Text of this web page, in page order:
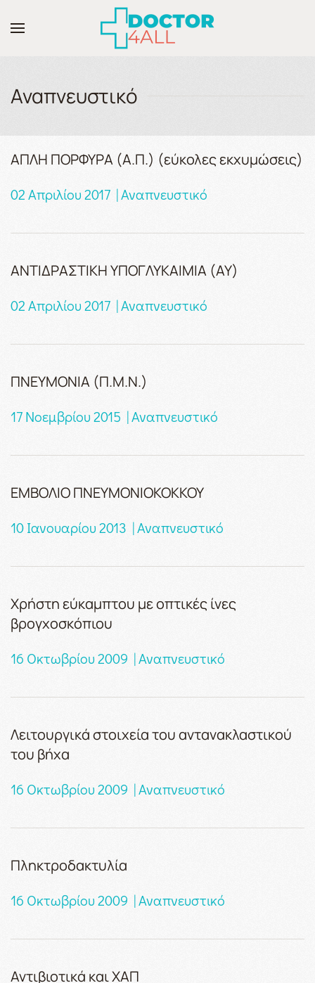
Skip to main content
Αναπνευστικό
ΑΠΛΗ ΠΟΡΦΥΡΑ (Α.Π.) (εύκολες εκχυμώσεις)
02 Απριλίου 2017 | Αναπνευστικό
ΑΝΤΙΔΡΑΣΤΙΚΗ ΥΠΟΓΛΥΚΑΙΜΙΑ (ΑΥ)
02 Απριλίου 2017 | Αναπνευστικό
ΠΝΕΥΜΟΝΙΑ (Π.Μ.Ν.)
17 Νοεμβρίου 2015 | Αναπνευστικό
ΕΜΒΟΛΙΟ ΠΝΕΥΜΟΝΙΟΚΟΚΚΟΥ
10 Ιανουαρίου 2013 | Αναπνευστικό
Χρήστη εύκαμπτου με οπτικές ίνες
βρογχοσκόπιου
16 Οκτωβρίου 2009 | Αναπνευστικό
Λειτουργικά στοιχεία του αντανακλαστικού
του βήχα
16 Οκτωβρίου 2009 | Αναπνευστικό
Πληκτροδακτυλία
16 Οκτωβρίου 2009 | Αναπνευστικό
Αντιβιοτικά και ΧΑΠ